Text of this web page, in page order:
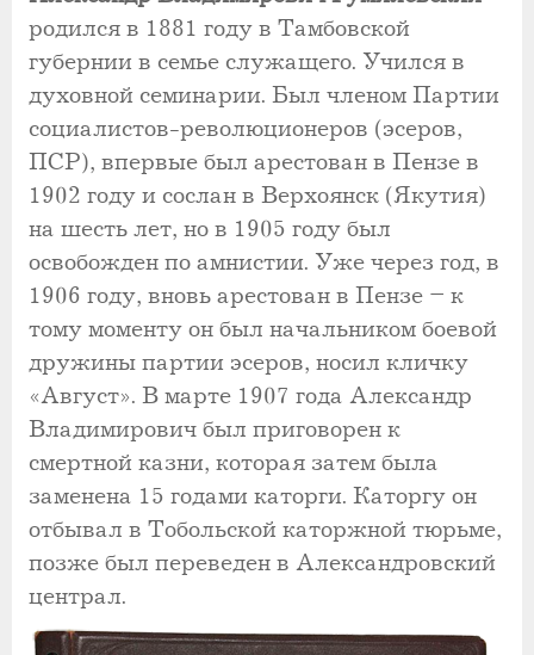
родился в 1881 году в Тамбовской
губернии в семье служащего. Учился в
духовной семинарии. Был членом Партии
социалистов-революционеров (эсеров,
ПСР), впервые был арестован в Пензе в
1902 году и сослан в Верхоянск (Якутия)
на шесть лет, но в 1905 году был
освобожден по амнистии. Уже через год, в
1906 году, вновь арестован в Пензе – к
тому моменту он был начальником боевой
дружины партии эсеров, носил кличку
«Август». В марте 1907 года Александр
Владимирович был приговорен к
смертной казни, которая затем была
заменена 15 годами каторги. Каторгу он
отбывал в Тобольской каторжной тюрьме,
позже был переведен в Александровский
централ.